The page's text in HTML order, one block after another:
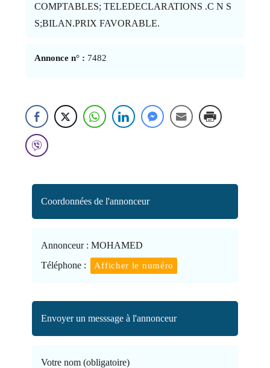
COMPTABLES; TELEDECLARATIONS .C N S
S;BILAN.PRIX FAVORABLE.
Annonce n° : 7482
Coordonnées de l'annonceur
Annonceur : MOHAMED
Téléphone :
Afficher le numéro
Envoyer un messsage à l'annonceur
Votre nom (obligatoire)